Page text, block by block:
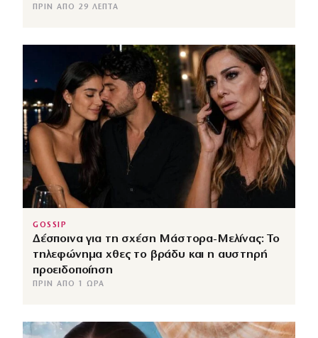
ΠΡΙΝ ΑΠΌ 29 ΛΕΠΤΆ
GOSSIP
Δέσποινα για τη σχέση Μάστορα-Μελίνας: Το
τηλεφώνημα χθες το βράδυ και η αυστηρή
προειδοποίηση
ΠΡΙΝ ΑΠΌ 1 ΏΡΑ